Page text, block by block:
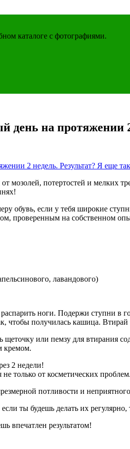
каталоге с фотографиями.
день на протяжении
мозолей, потертостей и
обувь, если у тебя широкие
проверенным на собственном
лавандового)
ноги. Подержи ступни в
чтобы получилась кашица.
или пемзу для втирания
кремом.
2 недели!
только от косметических
потливости и
ты будешь делать их
впечатлен результатом!